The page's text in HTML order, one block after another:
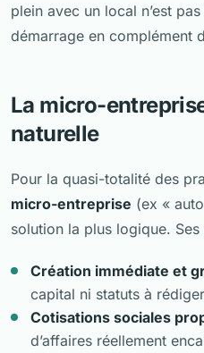
plein avec un local n’est
démarrage en complément
La micro-
naturelle
Pour la quasi-totalité des
micro-entreprise (ex «
solution la plus logique. Ses
Création immédiate et
capital ni statuts à
Cotisations sociales
d’affaires réellement